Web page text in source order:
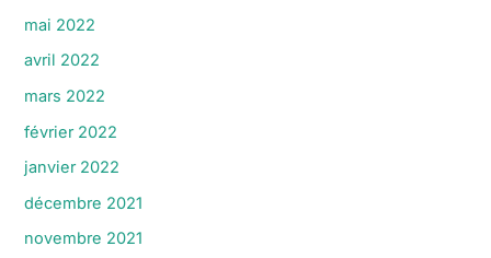
mai 2022
avril 2022
mars 2022
février 2022
janvier 2022
décembre 2021
novembre 2021